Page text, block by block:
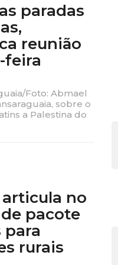
paradas
reunião
feira
Foto: Abmael
sobre o
a Palestina do
no
pacote
para
rurais